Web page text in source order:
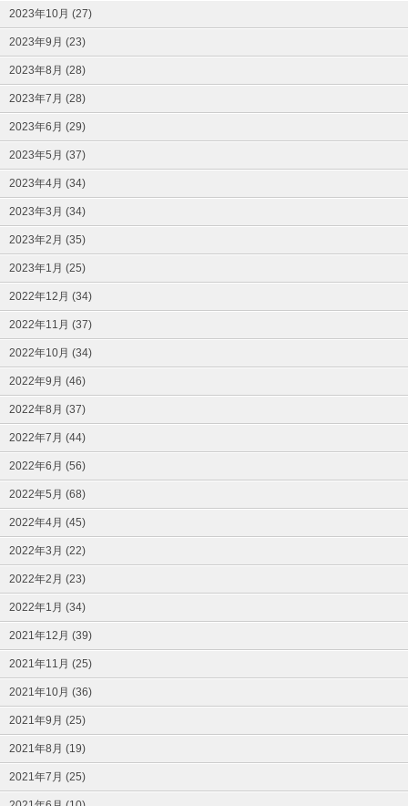
2023年10月 (27)
2023年9月 (23)
2023年8月 (28)
2023年7月 (28)
2023年6月 (29)
2023年5月 (37)
2023年4月 (34)
2023年3月 (34)
2023年2月 (35)
2023年1月 (25)
2022年12月 (34)
2022年11月 (37)
2022年10月 (34)
2022年9月 (46)
2022年8月 (37)
2022年7月 (44)
2022年6月 (56)
2022年5月 (68)
2022年4月 (45)
2022年3月 (22)
2022年2月 (23)
2022年1月 (34)
2021年12月 (39)
2021年11月 (25)
2021年10月 (36)
2021年9月 (25)
2021年8月 (19)
2021年7月 (25)